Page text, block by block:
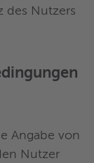
des Nutzers
Angabe von
Nutzer